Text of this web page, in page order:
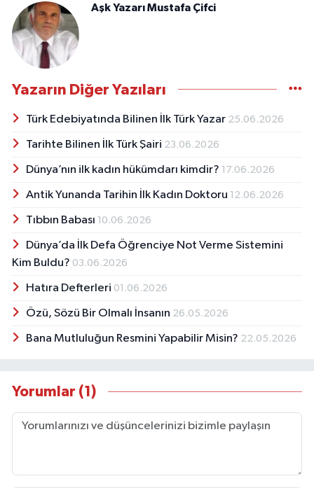
Aşk Yazarı Mustafa Çifci
Yazarın Diğer Yazıları
Türk Edebiyatında Bilinen İlk Türk Yazar 25.06.2026
Tarihte Bilinen İlk Türk Şairi 23.06.2026
Dünya’nın ilk kadın hükümdarı kimdir? 17.06.2026
Antik Yunanda Tarihin İlk Kadın Doktoru 12.06.2026
Tıbbın Babası 10.06.2026
Dünya’da İlk Defa Öğrenciye Not Verme Sistemini
Kim Buldu? 03.06.2026
Hatıra Defterleri 01.06.2026
Özü, Sözü Bir Olmalı İnsanın 26.05.2026
Bana Mutluluğun Resmini Yapabilir Misin? 22.05.2026
Yorumlar (1)